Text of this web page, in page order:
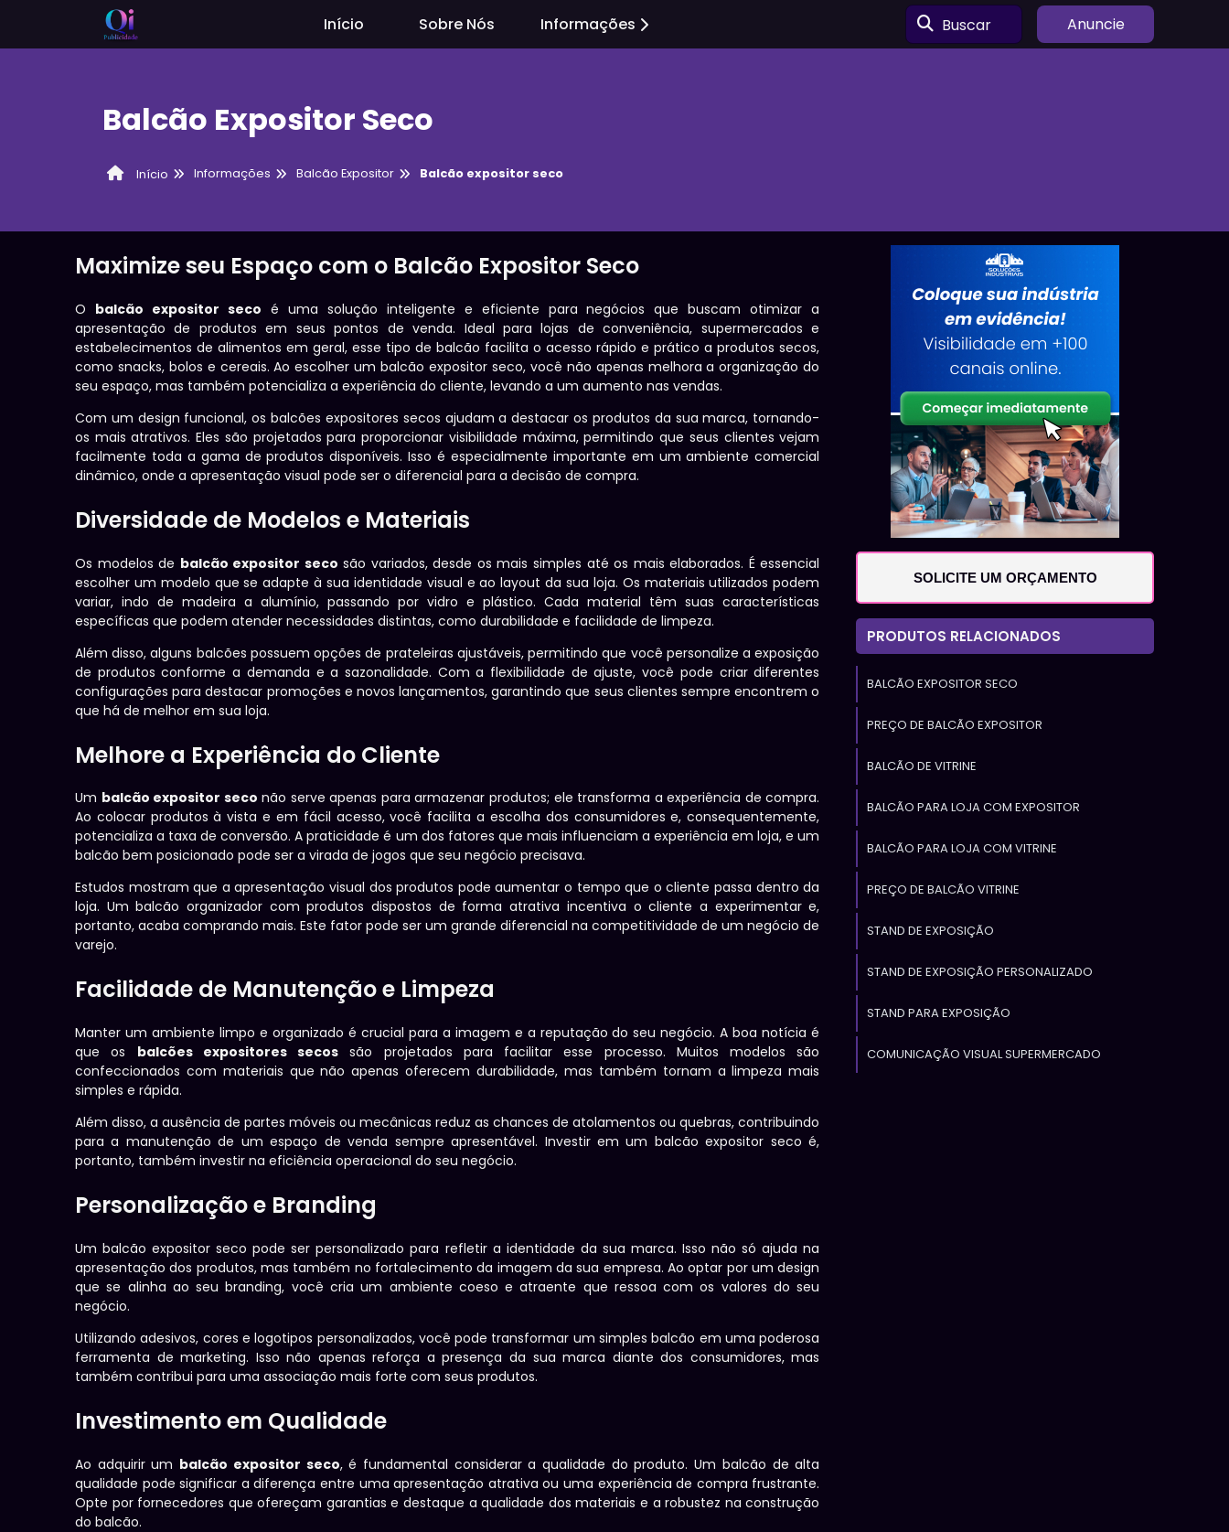
Início Sobre Nós Informações Buscar Anuncie
Balcão Expositor Seco
Início Informações Balcão Expositor Balcão expositor seco
Maximize seu Espaço com o Balcão Expositor Seco
O balcão expositor seco é uma solução inteligente e eficiente para negócios que buscam otimizar a
apresentação de produtos em seus pontos de venda. Ideal para lojas de conveniência, supermercados e
estabelecimentos de alimentos em geral, esse tipo de balcão facilita o acesso rápido e prático a produtos secos,
como snacks, bolos e cereais. Ao escolher um balcão expositor seco, você não apenas melhora a organização do
seu espaço, mas também potencializa a experiência do cliente, levando a um aumento nas vendas.
Com um design funcional, os balcões expositores secos ajudam a destacar os produtos da sua marca, tornando-
os mais atrativos. Eles são projetados para proporcionar visibilidade máxima, permitindo que seus clientes vejam
facilmente toda a gama de produtos disponíveis. Isso é especialmente importante em um ambiente comercial
dinâmico, onde a apresentação visual pode ser o diferencial para a decisão de compra.
Diversidade de Modelos e Materiais
Os modelos de balcão expositor seco são variados, desde os mais simples até os mais elaborados. É essencial
escolher um modelo que se adapte à sua identidade visual e ao layout da sua loja. Os materiais utilizados podem
variar, indo de madeira a alumínio, passando por vidro e plástico. Cada material têm suas características
específicas que podem atender necessidades distintas, como durabilidade e facilidade de limpeza.
Além disso, alguns balcões possuem opções de prateleiras ajustáveis, permitindo que você personalize a exposição
de produtos conforme a demanda e a sazonalidade. Com a flexibilidade de ajuste, você pode criar diferentes
configurações para destacar promoções e novos lançamentos, garantindo que seus clientes sempre encontrem o
que há de melhor em sua loja.
Melhore a Experiência do Cliente
Um balcão expositor seco não serve apenas para armazenar produtos; ele transforma a experiência de compra.
Ao colocar produtos à vista e em fácil acesso, você facilita a escolha dos consumidores e, consequentemente,
potencializa a taxa de conversão. A praticidade é um dos fatores que mais influenciam a experiência em loja, e um
balcão bem posicionado pode ser a virada de jogos que seu negócio precisava.
Estudos mostram que a apresentação visual dos produtos pode aumentar o tempo que o cliente passa dentro da
loja. Um balcão organizador com produtos dispostos de forma atrativa incentiva o cliente a experimentar e,
portanto, acaba comprando mais. Este fator pode ser um grande diferencial na competitividade de um negócio de
varejo.
Facilidade de Manutenção e Limpeza
Manter um ambiente limpo e organizado é crucial para a imagem e a reputação do seu negócio. A boa notícia é
que os balcões expositores secos são projetados para facilitar esse processo. Muitos modelos são
confeccionados com materiais que não apenas oferecem durabilidade, mas também tornam a limpeza mais
simples e rápida.
Além disso, a ausência de partes móveis ou mecânicas reduz as chances de atolamentos ou quebras, contribuindo
para a manutenção de um espaço de venda sempre apresentável. Investir em um balcão expositor seco é,
portanto, também investir na eficiência operacional do seu negócio.
Personalização e Branding
Um balcão expositor seco pode ser personalizado para refletir a identidade da sua marca. Isso não só ajuda na
apresentação dos produtos, mas também no fortalecimento da imagem da sua empresa. Ao optar por um design
que se alinha ao seu branding, você cria um ambiente coeso e atraente que ressoa com os valores do seu
negócio.
Utilizando adesivos, cores e logotipos personalizados, você pode transformar um simples balcão em uma poderosa
ferramenta de marketing. Isso não apenas reforça a presença da sua marca diante dos consumidores, mas
também contribui para uma associação mais forte com seus produtos.
Investimento em Qualidade
Ao adquirir um balcão expositor seco, é fundamental considerar a qualidade do produto. Um balcão de alta
qualidade pode significar a diferença entre uma apresentação atrativa ou uma experiência de compra frustrante.
Opte por fornecedores que ofereçam garantias e destaque a qualidade dos materiais e a robustez na construção
do balcão.
SOLICITE UM ORÇAMENTO
PRODUTOS RELACIONADOS
BALCÃO EXPOSITOR SECO
PREÇO DE BALCÃO EXPOSITOR
BALCÃO DE VITRINE
BALCÃO PARA LOJA COM EXPOSITOR
BALCÃO PARA LOJA COM VITRINE
PREÇO DE BALCÃO VITRINE
STAND DE EXPOSIÇÃO
STAND DE EXPOSIÇÃO PERSONALIZADO
STAND PARA EXPOSIÇÃO
COMUNICAÇÃO VISUAL SUPERMERCADO